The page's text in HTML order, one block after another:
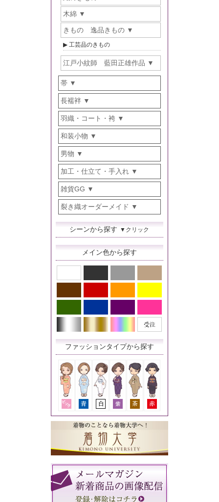
木綿
きもの 逸品きもの
工芸品のきもの
江戸小紋師 藍田正雄作品
帯
長襦袢
羽織・コート・袴
和装小物
男物
加工・仕立て・手入れ
雑貨GG
裂き織オーダーメイド
シーンから探す ▼クリック
メイン色から探す
ファッションタイプから探す